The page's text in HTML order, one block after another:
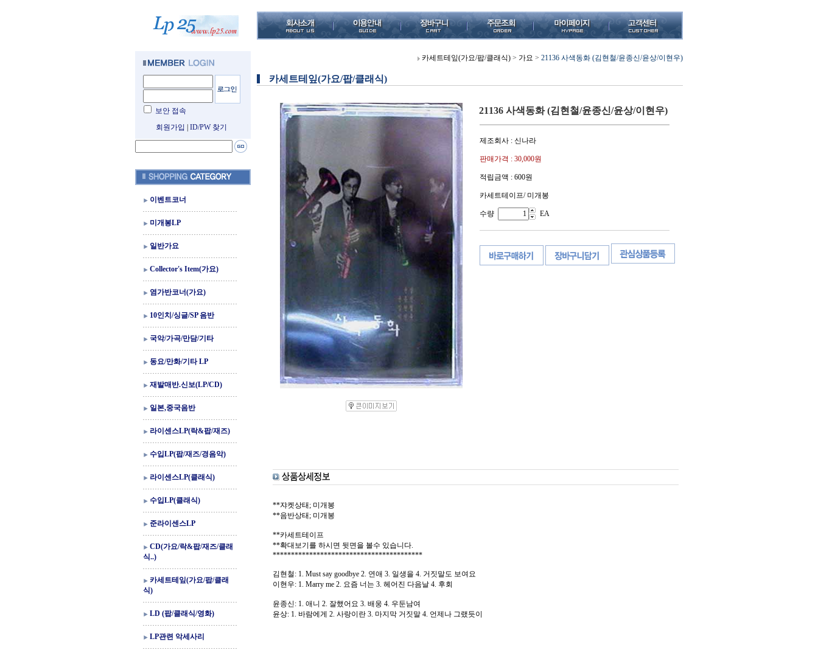
보안 접속
회원가입
ID/PW 찾기
이벤트코너
미개봉LP
일반가요
Collector's Item(가요)
염가반코너(가요)
10인치/싱글/SP 음반
국악/가곡/만담/기타
동요/만화/기타 LP
재발매반.신보(LP/CD)
일본,중국음반
라이센스LP(락&팝/재즈)
수입LP(팝/재즈/경음악)
라이센스LP(클래식)
수입LP(클래식)
준라이센스LP
CD(가요/락&팝/재즈/클래
식..)
카세트테잎(가요/팝/클래
식)
LD (팝/클래식/영화)
LP관련 악세사리
카세트테잎(가요/팝/클래식) > 가요 > 21136 사색동화 (김현철/윤종신/윤상/이현우)
카세트테잎(가요/팝/클래식)
21136 사색동화 (김현철/윤종신/윤상/이현우)
제조회사 : 신나라
판매가격 : 30,000원
적립금액 : 600원
카세트테이프/ 미개봉
수량 EA
**쟈켓상태; 미개봉
**음반상태; 미개봉
**카세트테이프
**확대보기를 하시면 뒷면을 볼수 있습니다.
*****************************************
김현철: 1. Must say goodbye 2. 연애 3. 일생을 4. 거짓말도 보여요
이현우: 1. Marry me 2. 요즘 너는 3. 헤어진 다음날 4. 후회
윤종신: 1. 애니 2. 잘했어요 3. 배웅 4. 우둔남여
윤상: 1. 바람에게 2. 사랑이란 3. 마지막 거짓말 4. 언제나 그랬듯이